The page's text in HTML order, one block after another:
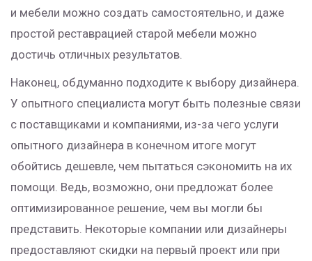
и мебели можно создать самостоятельно, и даже
простой реставрацией старой мебели можно
достичь отличных результатов.
Наконец, обдуманно подходите к выбору дизайнера.
У опытного специалиста могут быть полезные связи
с поставщиками и компаниями, из-за чего услуги
опытного дизайнера в конечном итоге могут
обойтись дешевле, чем пытаться сэкономить на их
помощи. Ведь, возможно, они предложат более
оптимизированное решение, чем вы могли бы
представить. Некоторые компании или дизайнеры
предоставляют скидки на первый проект или при